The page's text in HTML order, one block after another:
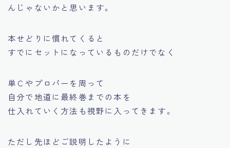
んじゃないかと思います。
本せどりに慣れてくると
すでにセットになっているものだけでなく
単Ｃやプロパーを周って
自分で地道に最終巻までの本を
仕入れていく方法も視野に入ってきます。
ただし先ほどご説明したように